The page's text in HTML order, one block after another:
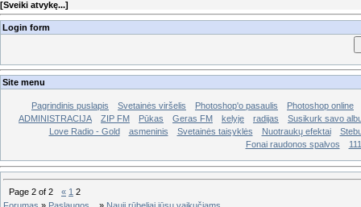
[Sveiki atvykę...]
Login form
Site menu
Pagrindinis puslapis Svetainės viršelis Photoshop'o pasaulis
Photoshop online
ADMINISTRACIJA
ZIP FM Pūkas Geras FM kelyje radijas
Susikurk savo
Love Radio - Gold
asmeninis Svetainės taisyklės Nuotraukų efektai
Fonai raudonos spalvos
111
Page 2 of 2 « 1 2